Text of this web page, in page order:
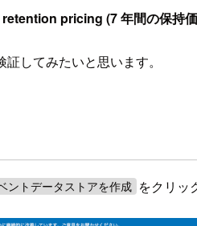
pricing (7 年間の保持
してみたいと思います。
ントデータストアを作成 をクリッ